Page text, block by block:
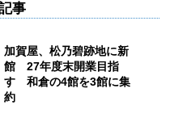
事
加賀屋、松乃碧跡地に新
館 27年度末開業目指
す 和倉の4館を3館に集
約